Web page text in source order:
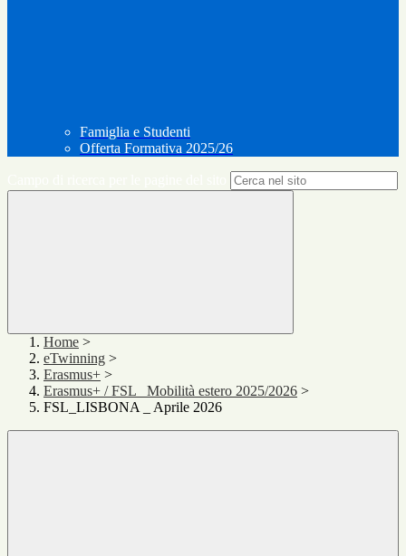
Famiglia e Studenti
Offerta Formativa 2025/26
Home >
eTwinning >
Erasmus+ >
Erasmus+ / FSL _Mobilità estero 2025/2026 >
FSL_LISBONA _ Aprile 2026